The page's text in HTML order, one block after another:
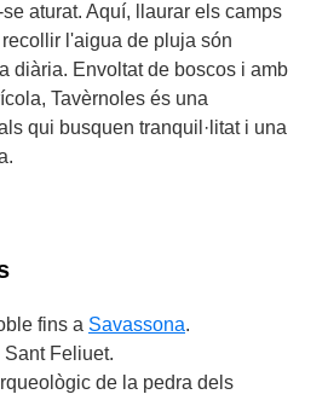
aturat. Aquí, llaurar els camps
l'aigua de pluja són
diària. Envoltat de boscos i amb
Tavèrnoles és una
qui busquen tranquil·litat i una
fins a Savassona.
Sant Feliuet.
de la pedra dels